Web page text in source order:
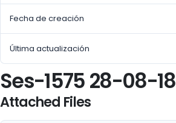
Fecha de creación
Última actualización
Ses-1575 28-08-18
Attached Files